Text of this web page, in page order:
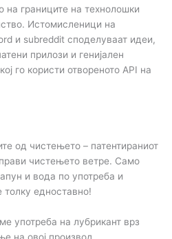
границите на технолошки
Истомисленици на
и subreddit споделуваат идеи,
прилози и генијален
го користи отвореното API на
од чистењето – патентираниот
прави чистењето ветре. Само
и вода по употреба и
толку едноставно!
употреба на лубрикант врз